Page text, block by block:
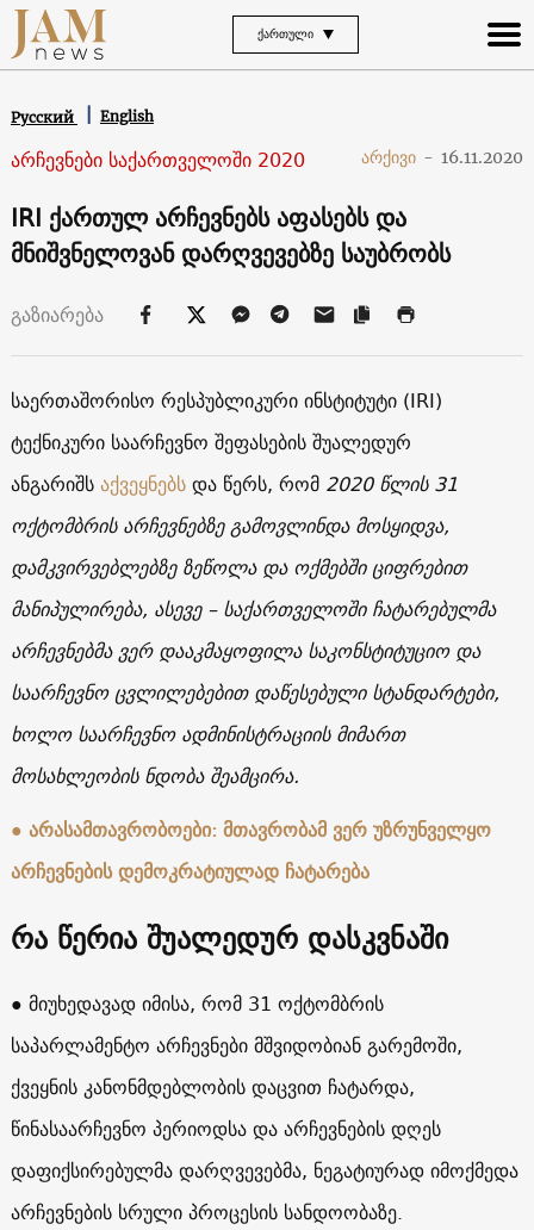
ᲥᲐᲠᲗᲣᲚᲘ
Русский English
არჩევნები საქართველოში 2020 არქივი - 16.11.2020
IRI ქართულ არჩევნებს აფასებს და
მნიშვნელოვან დარღვევებზე საუბრობს
გაზიარება
საერთაშორისო რესპუბლიკური ინსტიტუტი (IRI)
ტექნიკური საარჩევნო შეფასების შუალედურ
ანგარიშსაქვეყნებსდა წერს, რომ 2020 წლის 31
ოქტომბრის არჩევნებზე გამოვლინდა მოსყიდვა,
დამკვირვებლებზე ზეწოლა და ოქმებში ციფრებით
მანიპულირება, ასევე – საქართველოში ჩატარებულმა
არჩევნებმა ვერ დააკმაყოფილა საკონსტიტუციო და
საარჩევნო ცვლილებებით დაწესებული სტანდარტები,
ხოლო საარჩევნო ადმინისტრაციის მიმართ
მოსახლეობის ნდობა შეამცირა.
● არასამთავრობოები: მთავრობამ ვერ უზრუნველყო
არჩევნების დემოკრატიულად ჩატარება
რა წერია შუალედურ დასკვნაში
● მიუხედავად იმისა, რომ 31 ოქტომბრის
საპარლამენტო არჩევნები მშვიდობიან გარემოში,
ქვეყნის კანონმდებლობის დაცვით ჩატარდა,
წინასაარჩევნო პერიოდსა და არჩევნების დღეს
დაფიქსირებულმა დარღვევებმა, ნეგატიურად იმოქმედა
არჩევნების სრული პროცესის სანდოობაზე.